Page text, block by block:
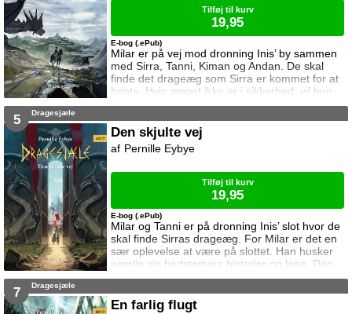
Milar er på vej mod dronning Inis’ by sammen
med Sirra, Tanni, Kiman og Andan. De skal
finde det drageæg som Sirra er kommet for at
hente. Hvis ægget ikke er i sikkerhed, vil hun
ikke hjælpe dem. Rejsen er ikke uden farer, og
og sine venner.
E-bog (.ePub)
Tilføj til kurv
19,95
5 Dragesjæle
Den skjulte vej
Milar og Tanni er på dronning Inis’ slot hvor de
skal finde Sirras drageæg. For Milar er det en
sær oplevelse at være på slottet. Han husker
nemlig sin bedstemors historier og lege. Den
viden kan han måske bruge til at finde ægget.
E-bog (.ePub)
Pernille Eybye
Tilføj til kurv
19,95
7 Dragesjæle
En farlig flugt